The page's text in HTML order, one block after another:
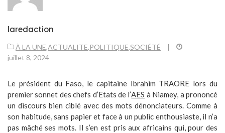
laredaction
À LA UNE,ACTUALITE,POLITIQUE,SOCIÉTÉ
|
juillet 8, 2024
Le président du Faso, le capitaine Ibrahim TRAORE lors du
premier sonnet des chefs d’Etats de l’AES à Niamey, a prononcé
un discours bien ciblé avec des mots dénonciateurs. Comme à
son habitude, sans papier et face à un public enthousiaste, il n’a
pas mâché ses mots. Il s’en est pris aux africains qui, pour des